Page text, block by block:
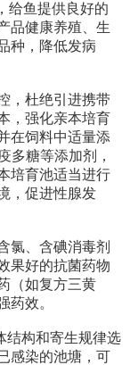
给鱼提供良好的
品健康养殖、生
种，降低发病
，杜绝引进携带
，强化亲本培育
在饲料中适量添
多糖等添加剂，
培育池适当进行
，促进性腺发
氯、含碘消毒剂
果好的抗菌药物
（如复方三黄
药效。
结构和寄生规律选
感染的池塘，可